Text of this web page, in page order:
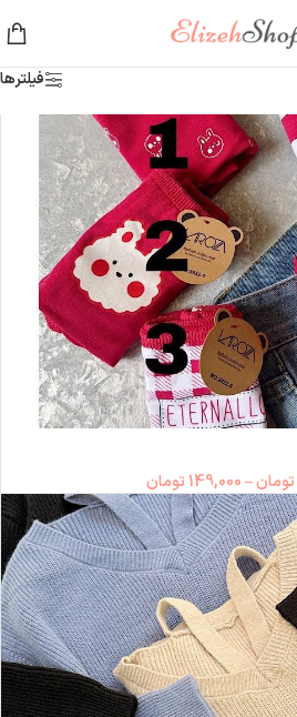
فیلترها
تومان–
149,000 تومان